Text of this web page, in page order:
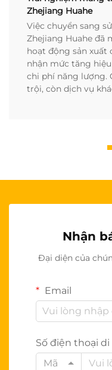
Zhejiang Huahe
Việc chuyển sang
Zhejiang Huahe đã
hoạt động sản xuất
nhận mức tăng
chi phí năng lượng.
trội, còn dịch vụ
Nhận
Đại diện của
Email
Số điện thoại
Mã